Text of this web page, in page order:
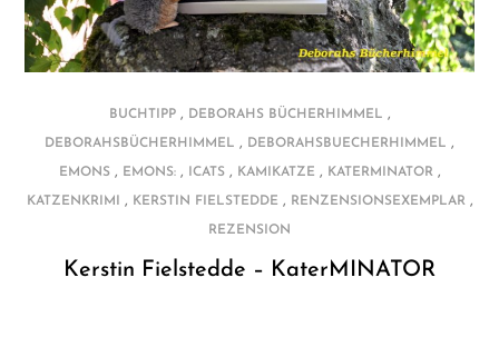
BUCHTIPP, DEBORAHS BÜCHERHIMMEL ,
DEBORAHSBÜCHERHIMMEL , DEBORAHSBUECHERHIMMEL ,
EMONS, EMONS:, ICATS, KAMIKATZE , KATERMINATOR,
KATZENKRIMI , KERSTIN FIELSTEDDE , RENZENSIONSEXEMPLAR,
REZENSION
Kerstin Fielstedde – KaterMINATOR